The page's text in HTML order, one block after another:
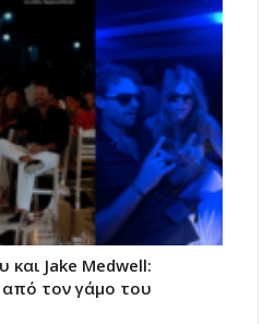
Jake Medwell:
από τον γάμο του